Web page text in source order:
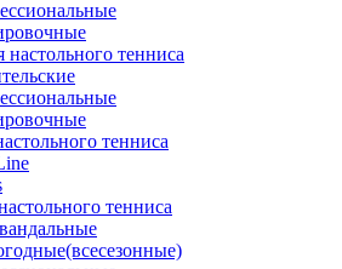
настольного тенниса
тенниса
тенниса